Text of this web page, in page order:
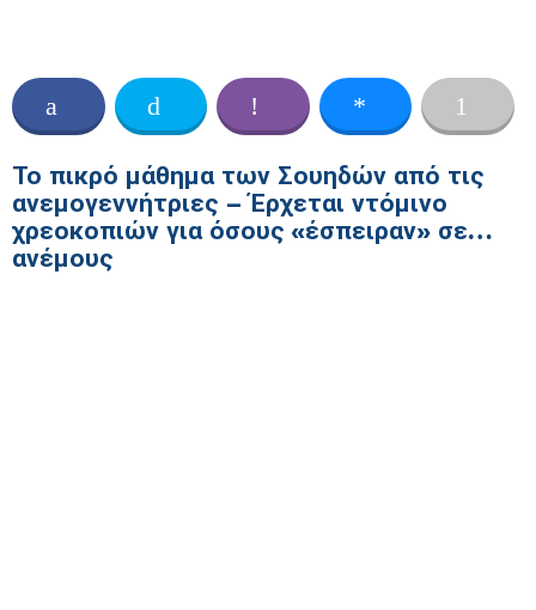
Το πικρό μάθημα των Σουηδών από τις
ανεμογεννήτριες – Έρχεται ντόμινο
χρεοκοπιών για όσους «έσπειραν» σε…
ανέμους